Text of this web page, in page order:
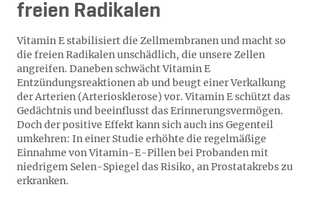
freien Radikalen
Vitamin E stabilisiert die Zellmembranen und macht so
die freien Radikalen unschädlich, die unsere Zellen
angreifen. Daneben schwächt Vitamin E
Entzündungsreaktionen ab und beugt einer Verkalkung
der Arterien (Arteriosklerose) vor. Vitamin E schützt das
Gedächtnis und beeinflusst das Erinnerungsvermögen.
Doch der positive Effekt kann sich auch ins Gegenteil
umkehren: In einer Studie erhöhte die regelmäßige
Einnahme von Vitamin-E-Pillen bei Probanden mit
niedrigem Selen-Spiegel das Risiko, an Prostatakrebs zu
erkranken.